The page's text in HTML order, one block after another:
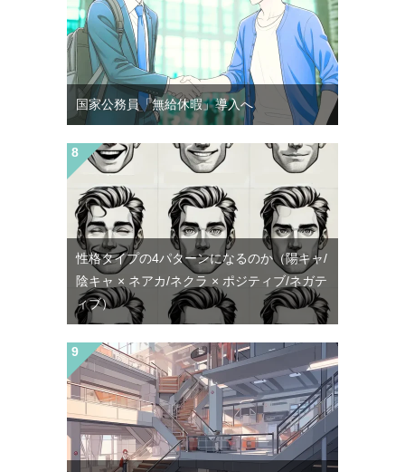
国家公務員「無給休暇」導入へ
性格タイプの4パターンになるのか（陽キャ/
陰キャ × ネアカ/ネクラ × ポジティブ/ネガテ
ィブ）